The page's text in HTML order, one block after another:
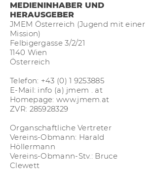
MEDIENINHABER UND
HERAUSGEBER
JMEM Österreich (Jugend mit einer
Mission)
Felbigergasse 3/2/21
1140 Wien
Österreich
Telefon: +43 (0) 1 9253885
E-Mail: info (a) jmem . at
Homepage: www.jmem.at
ZVR: 285928329
Organschaftliche Vertreter
Vereins-Obmann: Harald
Höllermann
Vereins-Obmann-Stv.: Bruce
Clewett